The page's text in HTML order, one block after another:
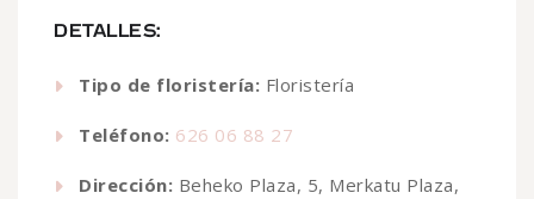
DETALLES:
Tipo de floristería: Floristería
Teléfono: 626 06 88 27
Dirección: Beheko Plaza, 5, Merkatu Plaza,